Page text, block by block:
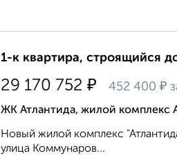
1-к квартира, строящийся
29 170 752 ₽ 452 400 ₽
ЖК Атлантида, жилой комплекс
Новый жилой комплекс
улица Коммунаров...